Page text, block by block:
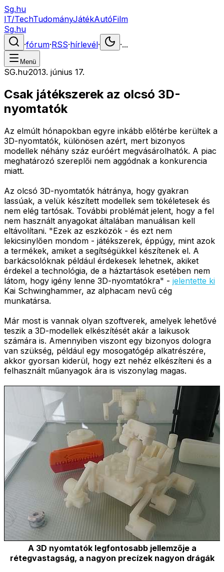
Sg.hu
IT/TechTudományJátékAutóFilm
Sg.hu
·fórum·RSS·hírlevél· ·...
Menü
SG.hu·2013. június 17.
Csak játékszerek az olcsó 3D-
nyomtatók
Az elmúlt hónapokban egyre inkább előtérbe kerültek a
3D-nyomtatók, különösen azért, mert bizonyos
modellek néhány száz euróért megvásárolhatók. A piac
meghatározó szereplői nem aggódnak a konkurencia
miatt.
Az olcsó 3D-nyomtatók hátránya, hogy gyakran
lassúak, a velük készített modellek sem tökéletesek és
nem elég tartósak. További problémát jelent, hogy a fel
nem használt anyagokat általában manuálisan kell
eltávolítani. "Ezek az eszközök - és ezt nem
lekicsinylően mondom - játékszerek, éppúgy, mint azok
a termékek, amiket a segítségükkel készítenek el. A
barkácsolóknak például érdekesek lehetnek, akiket
érdekel a technológia, de a háztartások esetében nem
látom, hogy igény lenne 3D-nyomtatókra" - jelentette ki
Kai Schwinghammer, az alphacam nevű cég
munkatársa.
Már most is vannak olyan szoftverek, amelyek lehetővé
teszik a 3D-modellek elkészítését akár a laikusok
számára is. Amennyiben viszont egy bizonyos dologra
van szükség, például egy mosogatógép alkatrészére,
akkor gyorsan kiderül, hogy ezt nehéz elkészíteni és a
felhasznált műanyagok ára is viszonylag magas.
A 3D nyomtatók legfontosabb jellemzője a
rétegvastagság, a nagyon precízek nagyon drágák